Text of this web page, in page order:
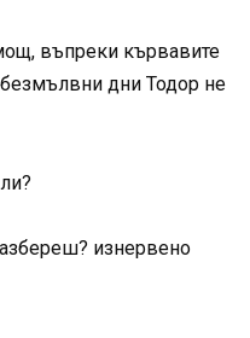
въпреки кървавите
дни Тодор не
изнервено